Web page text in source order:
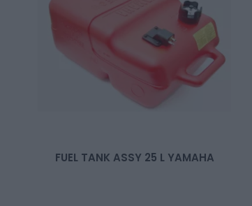
FUEL TANK ASSY 25 L YAMAHA